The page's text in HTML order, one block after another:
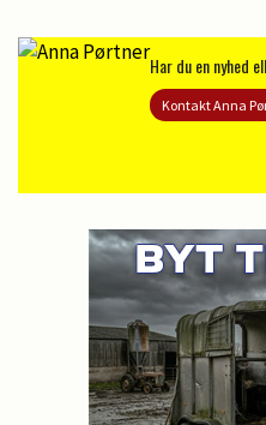
Har du en nyhed
Kontakt Anna